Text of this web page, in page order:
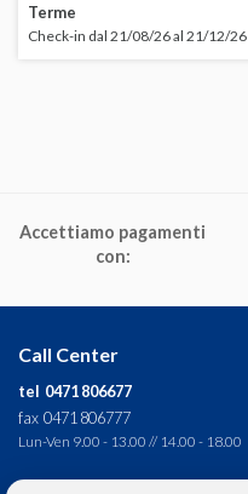
Terme
Check-in dal 21/08/26 al 21/12/26
Accettiamo pagamenti
con:
Call Center
tel 0471 806677
fax 0471 806777
Lun-Ven 9.00 - 13.00 // 14.00 - 18.00